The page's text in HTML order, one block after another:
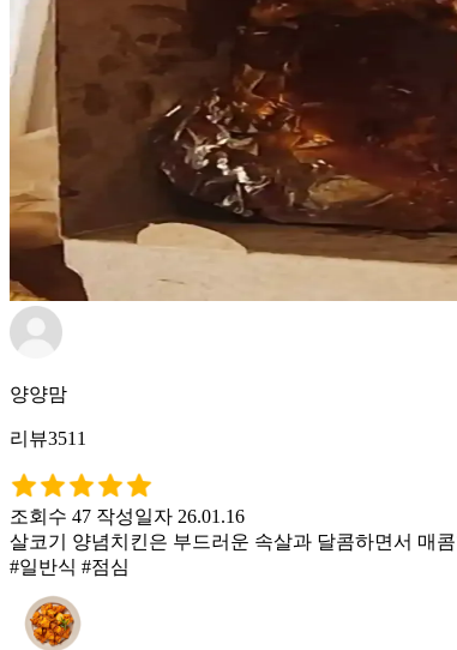
양양맘
리뷰3511
조회수 47 작성일자 26.01.16
살코기 양념치킨은 부드러운 속살과 달콤하면서 매
#일반식 #점심